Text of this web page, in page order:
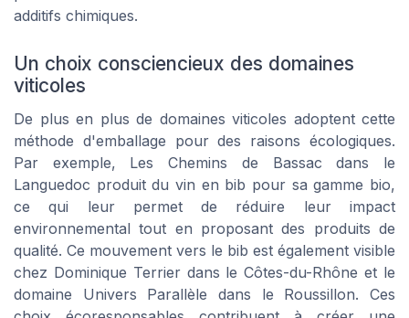
additifs chimiques.
Un choix consciencieux des domaines
viticoles
De plus en plus de domaines viticoles adoptent cette
méthode d'emballage pour des raisons écologiques.
Par exemple, Les Chemins de Bassac dans le
Languedoc produit du vin en bib pour sa gamme bio,
ce qui leur permet de réduire leur impact
environnemental tout en proposant des produits de
qualité. Ce mouvement vers le bib est également visible
chez Dominique Terrier dans le Côtes-du-Rhône et le
domaine Univers Parallèle dans le Roussillon. Ces